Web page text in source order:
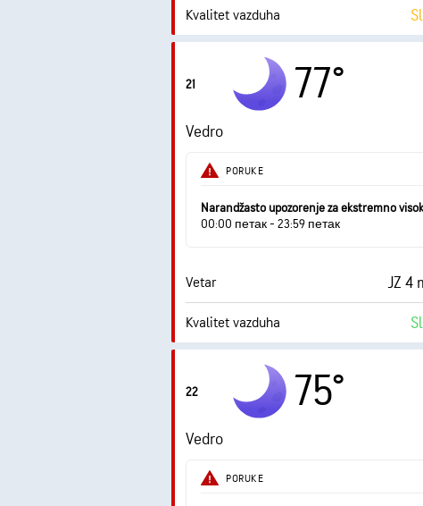
Kvalitet vazduha
AccuLumen Brightness Index™
21 77°
Vedro
PORUKE
Narandžasto upozorenje za ekstremno
00:00 петак - 23:59 петак
Vetar JZ 4
Kvalitet vazduha
AccuLumen Brightness Index™
22 75°
Vedro
PORUKE